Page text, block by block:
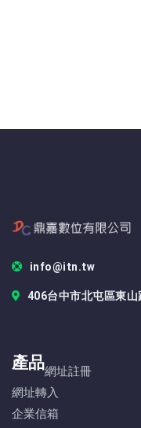
info@itn.tw
406台中市北屯區東
產品網址註冊
網址轉入
企業信箱